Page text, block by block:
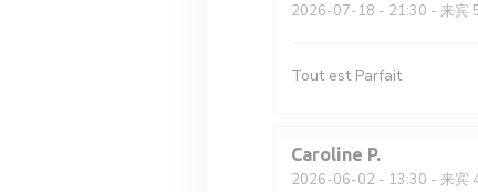
2026-07-18 - 21:30 - 来宾
Tout est Parfait
Caroline P
2026-06-02 - 13:30 - 来宾